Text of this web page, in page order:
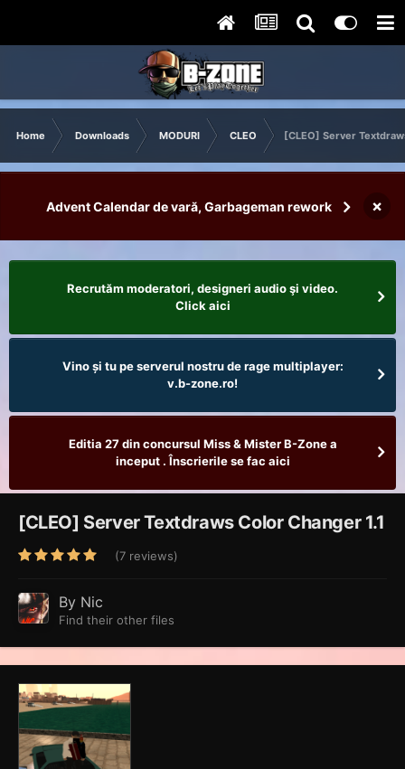
Home Downloads MODURI CLEO [CLEO] Server
Advent Calendar de vară, Garbageman rework ×
Recrutăm moderatori, designeri audio şi video.
Click aici
Vino și tu pe serverul nostru de rage multiplayer:
v.b-zone.ro!
Editia 27 din concursul Miss & Mister B-Zone a
inceput . Înscrierile se fac aici
[CLEO] Server Textdraws Color Changer 1.1
(7 reviews)
By Nic
Find their other files